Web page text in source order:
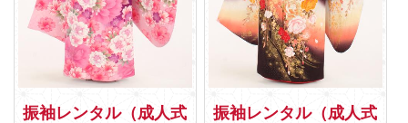
振袖レンタル（成人式
振袖レンタル（成人式